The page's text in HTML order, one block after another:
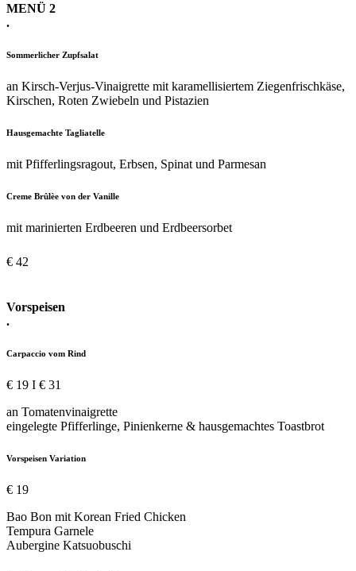
MENÜ 2
.
Sommerlicher Zupfsalat
an Kirsch-Verjus-Vinaigrette mit karamellisiertem Ziegenfrischkäse,
Kirschen, Roten Zwiebeln und Pistazien
Hausgemachte Tagliatelle
mit Pfifferlingsragout, Erbsen, Spinat und Parmesan
Creme Brûlèe von der Vanille
mit marinierten Erdbeeren und Erdbeersorbet
€ 42
Vorspeisen
.
Carpaccio vom Rind
€ 19 I € 31
an Tomatenvinaigrette
eingelegte Pfifferlinge, Pinienkerne & hausgemachtes Toastbrot
Vorspeisen Variation
€ 19
Bao Bon mit Korean Fried Chicken
Tempura Garnele
Aubergine Katsuobuschi